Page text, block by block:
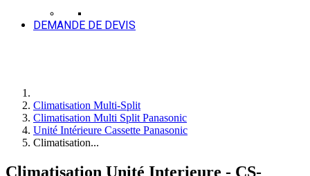
DEMANDE DE DEVIS
Climatisation Multi-Split
Climatisation Multi Split Panasonic
Unité Intérieure Cassette Panasonic
Climatisation...
Climatisation Unité Interieure - CS-